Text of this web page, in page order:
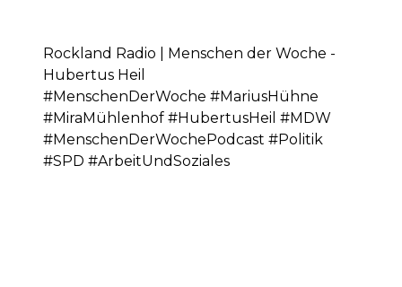
Rockland Radio | Menschen der Woche -
Hubertus Heil
#MenschenDerWoche #MariusHühne
#MiraMühlenhof #HubertusHeil #MDW
#MenschenDerWochePodcast #Politik
#SPD #ArbeitUndSoziales